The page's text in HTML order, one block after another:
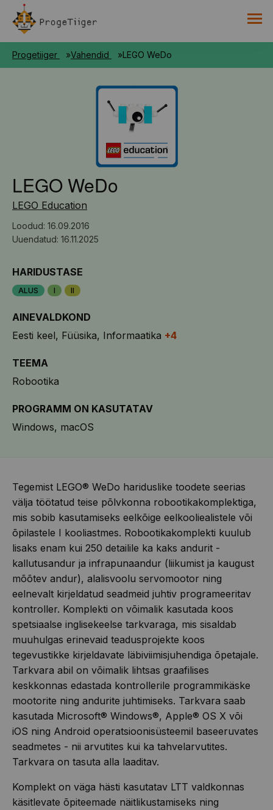
RAAMAT
Progetiiger Vahendid LEGO WeDo
LEGO WeDo
LEGO Education
Loodud: 16.09.2016
Uuendatud: 16.11.2025
HARIDUSTASE
ALUS I II
AINEVALDKOND
Eesti keel Füüsika Informaatika +4
TEEMA
Robootika
PROGRAMM ON KASUTATAV
Windows macOS
Tegemist LEGO® WeDo hariduslike toodete seerias
välja töötatud teise põlvkonna robootikakomplektiga,
mis sobib kasutamiseks eelkõige eelkooliealistele või
õpilastele I kooliastmes. Robootikakomplekti kuulub
lisaks enam kui 250 detailile ka kaks andurit -
kallutusandur ja infrapunaandur (liikumist ja kaugust
mõõtev andur), alalisvoolu servomootor ning
eelnevalt kirjeldatud seadmeid juhtiv programeeritav
kontroller. Komplekti on võimalik kasutada koos
spetsiaalse inglisekeelse tarkvaraga, mis sisaldab
muuhulgas erinevaid teadusprojekte koos
tegevustikke kirjeldavate läbiviimisjuhendiga õpetajale.
Tarkvara abil on võimalik lihtsas graafilises
keskkonnas edastada kontrollerile programmikäske
mootorite ning andurite juhtimiseks. Tarkvara saab
kasutada Microsoft® Windows®, Apple® OS X või
iOS ning Android operatsioonisüsteemil baseeruvates
seadmetes - nii arvutites kui ka tahvelarvutites.
Tarkvara on tasuta alla laaditav.
Komplekt on väga hästi kasutatav LTT valdkonnas
käsitlevate õpiteemade näitlikustamiseks ning